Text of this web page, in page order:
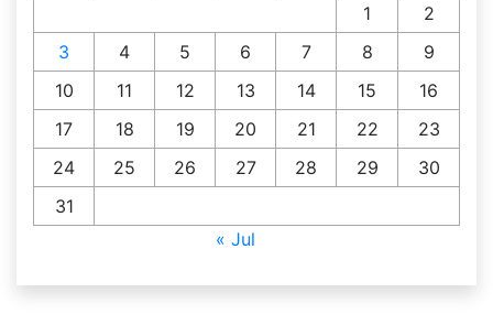
1
2
3
4 5 6 7 8
9
10
11 12 13 14 15
16
17
18 19 20 21 22
23
24
25 26 27 28 29
30
31
« Jul